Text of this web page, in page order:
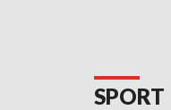
SPORT